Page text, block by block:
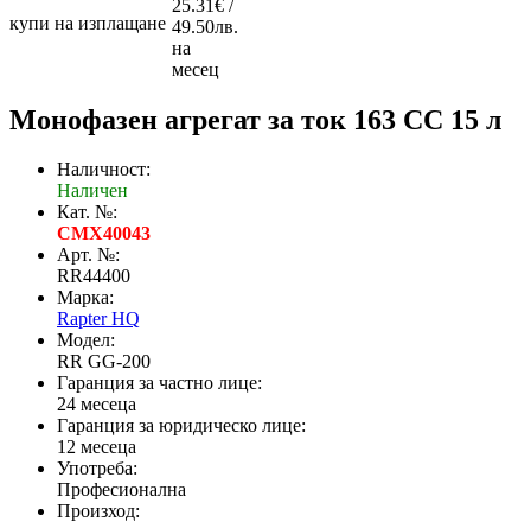
купи на изплащане
25.31€ /
49.50лв.
на
месец
Mонофазен агрегат за ток 163 CC 15 л
Наличност:
Наличен
Кат. №:
CMX40043
Арт. №:
RR44400
Марка:
Rapter HQ
Модел:
RR GG-200
Гаранция за частно лице:
24 месеца
Гаранция за юридическо лице:
12 месеца
Употреба:
Професионална
Произход: